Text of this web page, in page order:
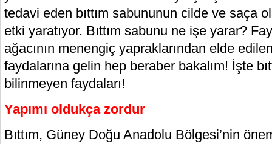
tedavi eden bıttım sabununun cilde ve saça
etki yaratıyor. Bıttım sabunu ne işe yarar?
ağacının menengiç yapraklarından elde
faydalarına gelin hep beraber bakalım! İşte
bilinmeyen faydaları!
Yapımı oldukça zordur
Bıttım, Güney Doğu Anadolu Bölgesi’nin